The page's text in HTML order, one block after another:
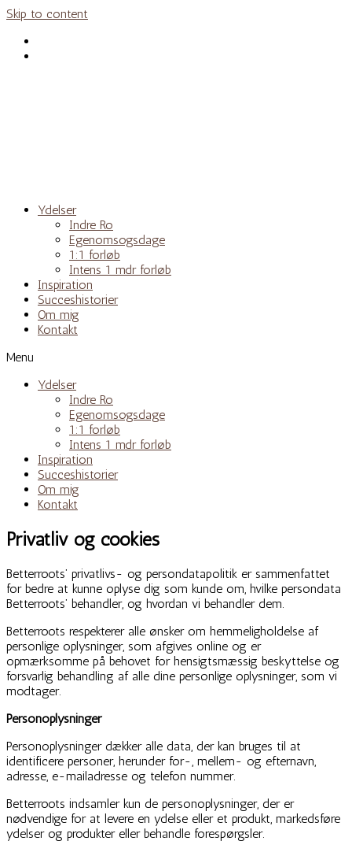
Skip to content
Ydelser
Indre Ro
Egenomsogsdage
1:1 forløb
Intens 1 mdr forløb
Inspiration
Succeshistorier
Om mig
Kontakt
Menu
Ydelser
Indre Ro
Egenomsogsdage
1:1 forløb
Intens 1 mdr forløb
Inspiration
Succeshistorier
Om mig
Kontakt
Privatliv og cookies
Betterroots’ privatlivs- og persondatapolitik er sammenfattet
for bedre at kunne oplyse dig som kunde om, hvilke persondata
Betterroots’ behandler, og hvordan vi behandler dem.
Betterroots respekterer alle ønsker om hemmeligholdelse af
personlige oplysninger, som afgives online og er
opmærksomme på behovet for hensigtsmæssig beskyttelse og
forsvarlig behandling af alle dine personlige oplysninger, som vi
modtager.
Personoplysninger
Personoplysninger dækker alle data, der kan bruges til at
identificere personer, herunder for-, mellem- og efternavn,
adresse, e-mailadresse og telefon nummer.
Betterroots indsamler kun de personoplysninger, der er
nødvendige for at levere en ydelse eller et produkt, markedsføre
ydelser og produkter eller behandle forespørgsler.